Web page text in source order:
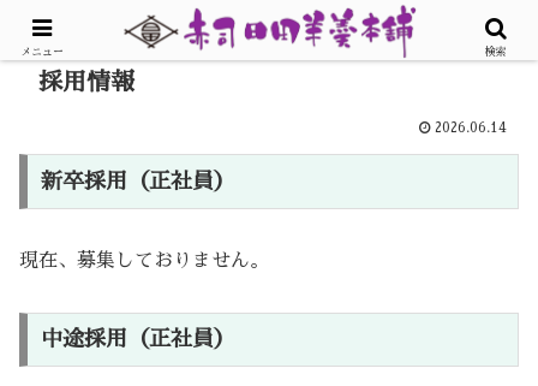
採用情報
2026.06.14
新卒採用（正社員）
現在、募集しておりません。
中途採用（正社員）
メニュー 検索